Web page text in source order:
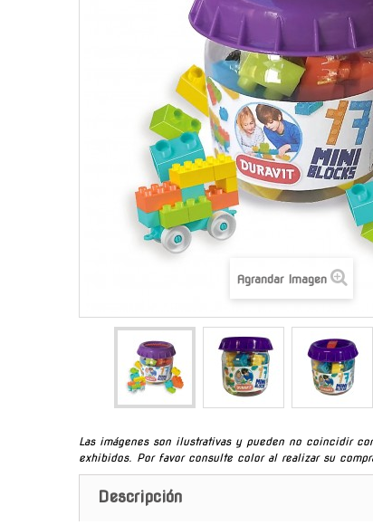
Agrandar Imagen
Las imágenes son ilustrativas y pueden no coincidir
exhibidos. Por favor consulte color al realizar su
Descripción